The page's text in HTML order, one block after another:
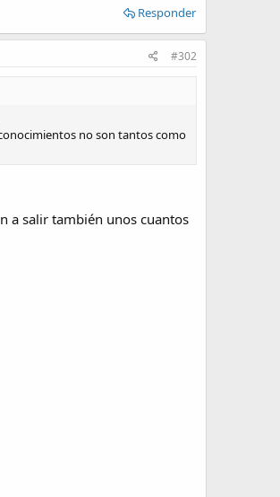
Responder
#302
no son tantos como
a salir también unos cuantos